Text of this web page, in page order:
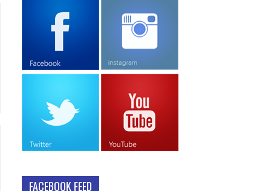
FACEBOOK FEED